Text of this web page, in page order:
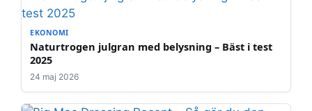
EKONOMI
Naturtrogen julgran med belysning – Bäst i test
2025
24 maj 2026